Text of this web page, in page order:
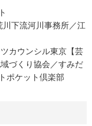
下流河川事務所／江
カウンシル東京【芸
づくり協会／すみだ
ポケット倶楽部